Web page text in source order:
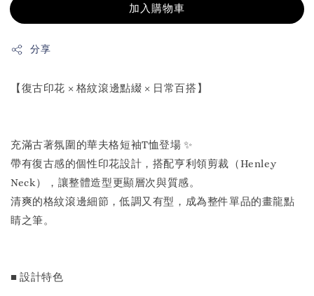
加入購物車
分享
【復古印花 × 格紋滾邊點綴 × 日常百搭】
充滿古著氛圍的華夫格短袖T恤登場 ✨
帶有復古感的個性印花設計，搭配亨利領剪裁（Henley
Neck），讓整體造型更顯層次與質感。
清爽的格紋滾邊細節，低調又有型，成為整件單品的畫龍點
睛之筆。
■ 設計特色